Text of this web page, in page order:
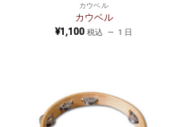
カウベル
カウベル
¥1,100 税込 1 日